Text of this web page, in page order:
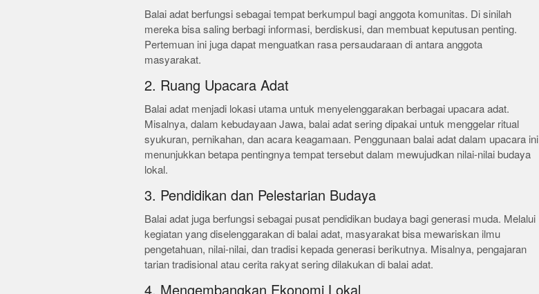
Balai adat berfungsi sebagai tempat berkumpul bagi anggota komunitas. Di sinilah
mereka bisa saling berbagi informasi, berdiskusi, dan membuat keputusan penting.
Pertemuan ini juga dapat menguatkan rasa persaudaraan di antara anggota
masyarakat.
2. Ruang Upacara Adat
Balai adat menjadi lokasi utama untuk menyelenggarakan berbagai upacara adat.
Misalnya, dalam kebudayaan Jawa, balai adat sering dipakai untuk menggelar ritual
syukuran, pernikahan, dan acara keagamaan. Penggunaan balai adat dalam upacara ini
menunjukkan betapa pentingnya tempat tersebut dalam mewujudkan nilai-nilai budaya
lokal.
3. Pendidikan dan Pelestarian Budaya
Balai adat juga berfungsi sebagai pusat pendidikan budaya bagi generasi muda. Melalui
kegiatan yang diselenggarakan di balai adat, masyarakat bisa mewariskan ilmu
pengetahuan, nilai-nilai, dan tradisi kepada generasi berikutnya. Misalnya, pengajaran
tarian tradisional atau cerita rakyat sering dilakukan di balai adat.
4. Mengembangkan Ekonomi Lokal